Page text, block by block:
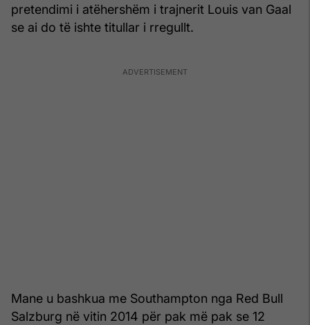
pretendimi i atëhershëm i trajnerit Louis van Gaal
se ai do të ishte titullar i rregullt.
Mane u bashkua me Southampton nga Red Bull
Salzburg në vitin 2014 për pak më pak se 12